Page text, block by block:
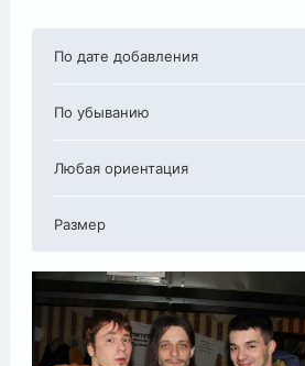
По дате добавления
По убыванию
Любая ориентация
Размер